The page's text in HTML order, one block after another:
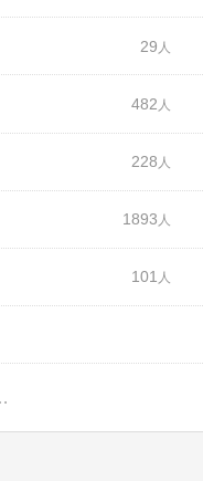
29
482
228
1893
101